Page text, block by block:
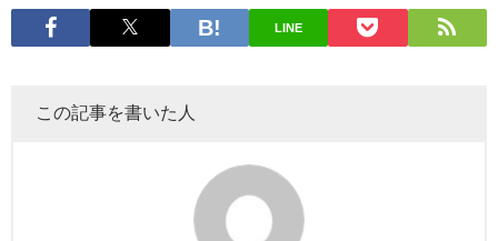
LINE
この記事を書いた人